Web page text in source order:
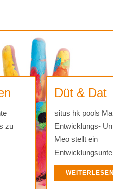
zu
Düt & Dat
situs hk pools
Entwicklungs-
Meo stellt ein
WEITERLESEN